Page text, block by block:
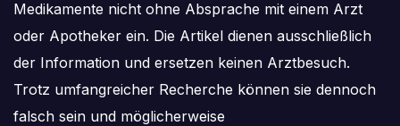
Medikamente nicht ohne Absprache mit einem Arzt
oder Apotheker ein. Die Artikel dienen ausschließlich
der Information und ersetzen keinen Arztbesuch.
Trotz umfangreicher Recherche können sie dennoch
falsch sein und möglicherweise